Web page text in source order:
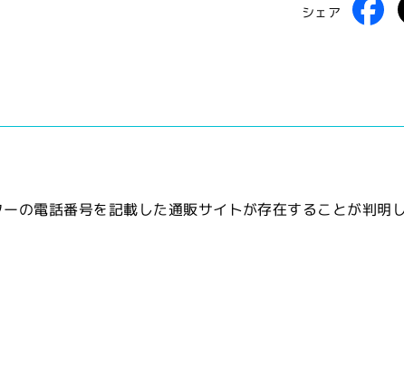
シェア
の電話番号を記載した通販サイトが存在することが判明